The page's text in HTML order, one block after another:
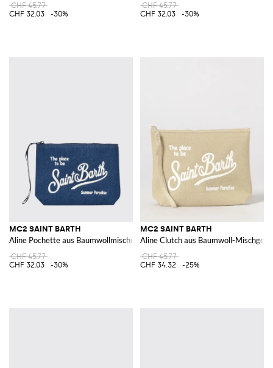
CHF 45.77
CHF 32.03
-30%
CHF 45.77
CHF 32.03
-30%
MC2 SAINT BARTH
Aline Pochette aus Baumwollmischung
CHF 45.77
CHF 32.03
-30%
MC2 SAINT BARTH
Aline Clutch aus Baumwoll-
CHF 45.77
CHF 34.32
-25%